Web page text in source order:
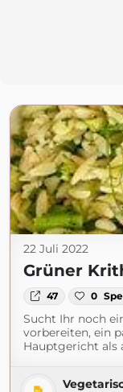
22 Juli 2022
Grüner
47 0
Sucht Ihr noch
vorbereiten, ein
Hauptgericht als